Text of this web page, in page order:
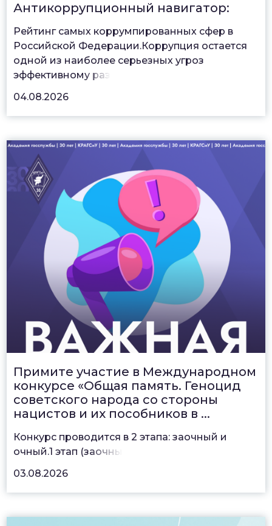
Антикоррупционный навигатор:
Рейтинг самых коррумпированных сфер в
Российской Федерации.Коррупция остается
одной из наиболее серьезных угроз
эффективному раз
04.08.2026
Примите участие в Международном
конкурсе «Общая память. Геноцид
советского народа со стороны
нацистов и их пособников в ...
Конкурс проводится в 2 этапа: заочный и
очный.1 этап (заочны
03.08.2026